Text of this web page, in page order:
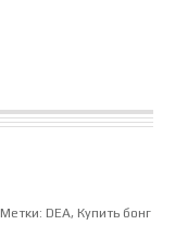
Метки: DEA, Купить бонг